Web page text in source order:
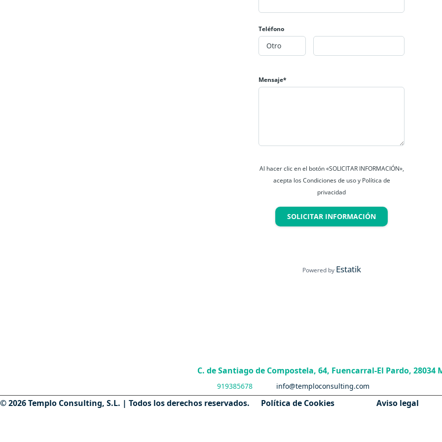
Teléfono
Mensaje*
Al hacer clic en el botón «SOLICITAR INFORMACIÓN»,
acepta los Condiciones de uso y Política de
privacidad
SOLICITAR INFORMACIÓN
Powered by Estatik
C. de Santiago de Compostela, 64, Fuencarral-El Pardo, 28034
919385678 info@temploconsulting.com
© 2026 Templo Consulting, S.L. | Todos los derechos reservados. Política de Cookies Aviso legal